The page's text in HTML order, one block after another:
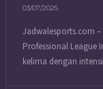
03/07/2025
Jadwalesports.com
Professional League
kelima dengan